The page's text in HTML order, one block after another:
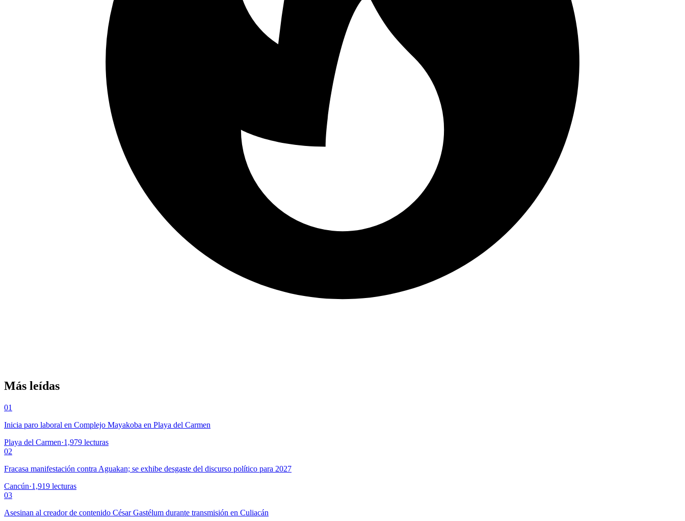
Más leídas
01
Inicia paro laboral en Complejo Mayakoba en Playa del Carmen
Playa del Carmen·1,979 lecturas
02
Fracasa manifestación contra Aguakan; se exhibe desgaste del discurso político para 2027
Cancún·1,919 lecturas
03
Asesinan al creador de contenido César Gastélum durante transmisión en Culiacán